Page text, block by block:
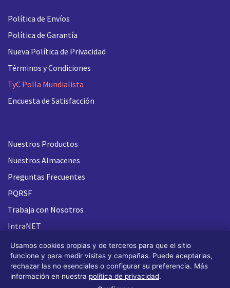
Política de Envíos
Política de Garantía
Nueva Política de Privacidad
Términos y Condiciones
TyC Polla Mundialista
Encuesta de Satisfacción
Nuestros Productos
Nuestros Almacenes
Preguntas Frecuentes
PQRSF
Trabaja con Nosotros
IntraNET
Usamos cookies propias y de terceros para que el sitio
funcione y para medir visitas y campañas. Puede aceptarlas,
rechazar las no esenciales o configurar su preferencia. Más
información en nuestra política de privacidad.